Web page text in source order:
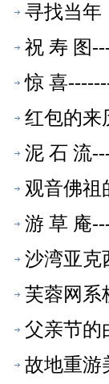
寻找当年
祝 寿 图
惊 喜
红包的来
泥 石 流
观音佛祖
游 草 庵
沙湾亚克
芙蓉网系
父亲节的
故地重游